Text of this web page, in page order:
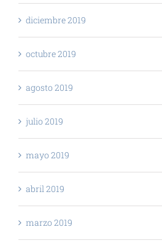
diciembre 2019
octubre 2019
agosto 2019
julio 2019
mayo 2019
abril 2019
marzo 2019